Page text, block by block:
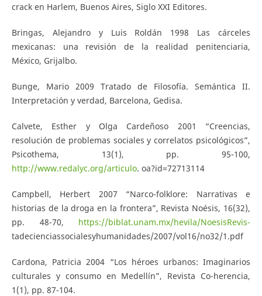
crack en Harlem, Buenos Aires, Siglo XXI Editores.
Bringas, Alejandro y Luis Roldán 1998 Las cárceles
mexicanas: una revisión de la realidad penitenciaria,
México, Grijalbo.
Bunge, Mario 2009 Tratado de Filosofía. Semántica II.
Interpretación y verdad, Barcelona, Gedisa.
Calvete, Esther y Olga Cardeñoso 2001 “Creencias,
resolución de problemas sociales y correlatos psicológicos”,
Psicothema, 13(1), pp. 95-100,
http://www.redalyc.org/articulo. oa?id=72713114
Campbell, Herbert 2007 “Narco-folklore: Narrativas e
historias de la droga en la frontera”, Revista Noésis, 16(32),
pp. 48-70, https://biblat.unam.mx/hevila/NoesisRevis-
tadecienciassocialesyhumanidades/2007/vol16/no32/1.pdf
Cardona, Patricia 2004 “Los héroes urbanos: Imaginarios
culturales y consumo en Medellín”, Revista Co-herencia,
1(1), pp. 87-104.